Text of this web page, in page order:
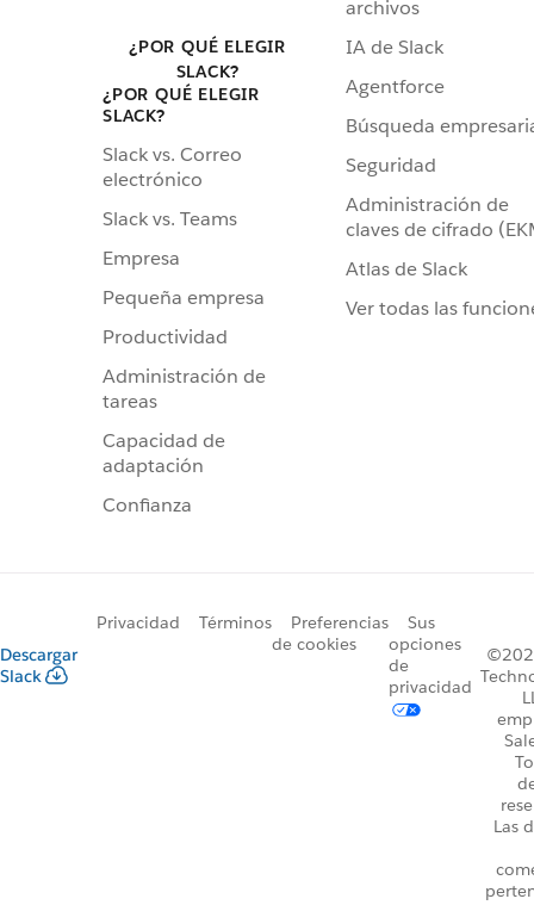
¿POR QUÉ ELEGIR
SLACK?
¿POR QUÉ ELEGIR
SLACK?
Slack vs. Correo
electrónico
Slack vs. Teams
Empresa
Pequeña empresa
Productividad
Administración de
tareas
Capacidad de
adaptación
Confianza
archivos
IA de Slack
Agentforce
Búsqueda
Seguridad
Administración de
claves de cifrado
Atlas de Slack
Ver todas las
Descargar
Slack
Privacidad Términos
Preferencias
de cookies
Sus
opciones
de
privacidad
Las